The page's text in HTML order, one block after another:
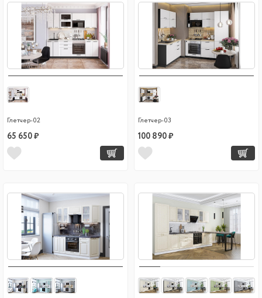
Глетчер-02
65 650 ₽
Глетчер-03
100 890 ₽